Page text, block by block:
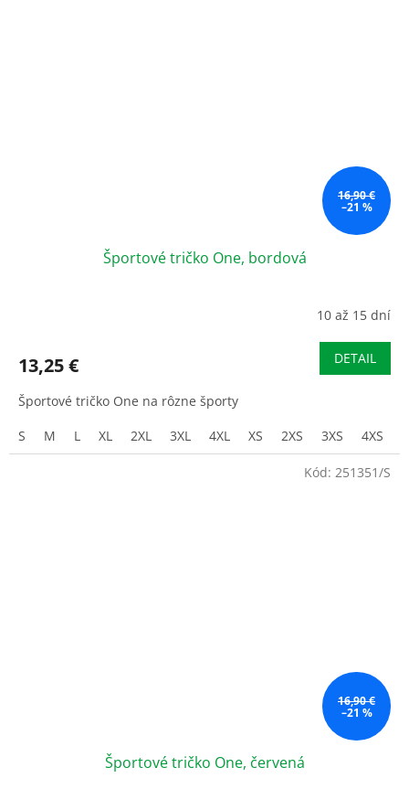
16,90 €
–21 %
Športové tričko One, bordová
10 až 15 dní
13,25 € DETAIL
Športové tričko One na rôzne športy
S
M L XL 2XL 3XL 4XL XS 2XS 3XS 4XS
16,90 €
–21 %
Športové tričko One, červená
Kód: 251351/S